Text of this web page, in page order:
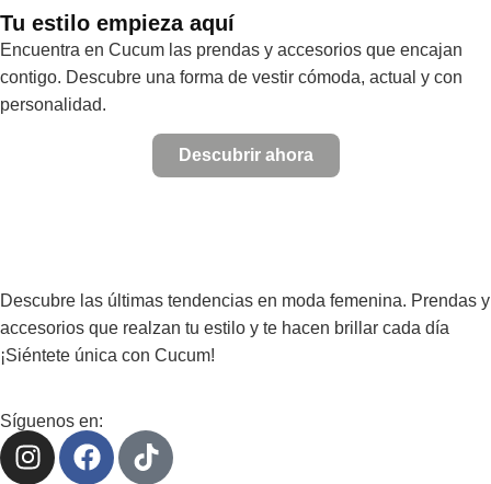
Tu estilo empieza aquí
Encuentra en Cucum las prendas y accesorios que encajan
contigo. Descubre una forma de vestir cómoda, actual y con
personalidad.
Descubrir ahora
Descubre las últimas tendencias en moda femenina. Prendas y
accesorios que realzan tu estilo y te hacen brillar cada día
¡Siéntete única con Cucum!
Síguenos en: